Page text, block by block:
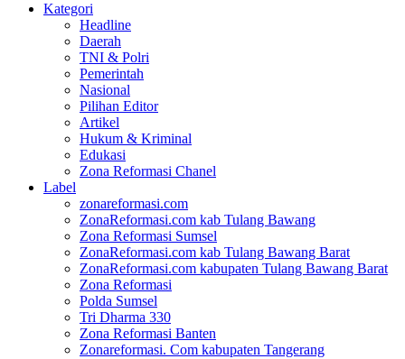
Kategori
Headline
Daerah
TNI & Polri
Pemerintah
Nasional
Pilihan Editor
Artikel
Hukum & Kriminal
Edukasi
Zona Reformasi Chanel
Label
zonareformasi.com
ZonaReformasi.com kab Tulang Bawang
Zona Reformasi Sumsel
ZonaReformasi.com kab Tulang Bawang Barat
ZonaReformasi.com kabupaten Tulang Bawang Barat
Zona Reformasi
Polda Sumsel
Tri Dharma 330
Zona Reformasi Banten
Zonareformasi. Com kabupaten Tangerang